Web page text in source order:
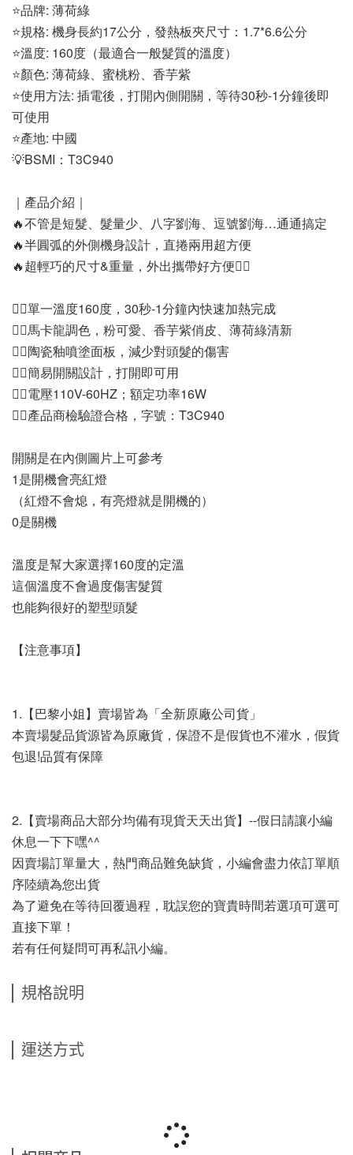
⭐品牌: 薄荷綠
⭐規格: 機身長約17公分，發熱板夾尺寸：1.7*6.6公分
⭐溫度: 160度（最適合一般髮質的溫度）
⭐顏色: 薄荷綠、蜜桃粉、香芋紫
⭐使用方法: 插電後，打開內側開關，等待30秒-1分鐘後即
可使用
⭐產地: 中國
💡BSMI：T3C940
｜產品介紹｜
🔥不管是短髮、髮量少、八字劉海、逗號劉海…通通搞定
🔥半圓弧的外側機身設計，直捲兩用超方便
🔥超輕巧的尺寸&重量，外出攜帶好方便👍🏼
👉🏻單一溫度160度，30秒-1分鐘內快速加熱完成
👉🏻馬卡龍調色，粉可愛、香芋紫俏皮、薄荷綠清新
👉🏻陶瓷釉噴塗面板，減少對頭髮的傷害
👉🏻簡易開關設計，打開即可用
👉🏻電壓110V-60HZ；額定功率16W
👉🏻產品商檢驗證合格，字號：T3C940
開關是在內側圖片上可參考
1是開機會亮紅燈
（紅燈不會熄，有亮燈就是開機的）
0是關機
溫度是幫大家選擇160度的定溫
這個溫度不會過度傷害髮質
也能夠很好的塑型頭髮
【注意事項】
1.【巴黎小姐】賣場皆為「全新原廠公司貨」
本賣場髮品貨源皆為原廠貨，保證不是假貨也不灌水，假貨
包退!品質有保障
2.【賣場商品大部分均備有現貨天天出貨】--假日請讓小編
休息一下下嘿^^
因賣場訂單量大，熱門商品難免缺貨，小編會盡力依訂單順
序陸續為您出貨
為了避免在等待回覆過程，耽誤您的寶貴時間若選項可選可
直接下單！
若有任何疑問可再私訊小編。
規格說明
運送方式